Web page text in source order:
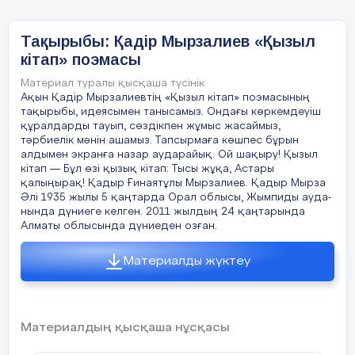
пішінде қиылған қазақ ертегілерінің сюжетті
пазлдары, көркем әдебиеттер балаларға
қолжетімді орналастырылған.
Ұйымдастырылған оқу іс-әрекетінде
қолдануға арналған демонстрациялық
құралдар, көрнекі материалдар кешені де
жасалған. Ұлттық жабдықтармен
безендірілген киіз үй іспеттес бұрышта
«Алау» телекомпаниясы талеранттық тақырып
бойынша жиырма шақты бағдарлама түсірді.
Одан алау радиосына сұхбатқа шақырылып,
онда да осы бөлме туралы әңгіме қозғалынды.
Ендеше бұл да еңбегімнің бір жемісі шығар
деп ойлаймын.
Енді осы ұлттық тәрбиені жүзеге асыру үшін
келесі талаптарды ескердім:
байланысты болуы. Сабақта қолданатын ойын
түрлері, диалог, әнгімелесу тақырыбы,
1-топ : «Сталин»
2-топ: « Бюро мүшелері»
3-топ: « Ұлт зиялылары»
Жағымды психологиялық ахуал
орнатамын.
Бір-бірімізді тыңдаймыз десек,
1 рет қол шапалақтаймыз!
Ұйымшыл боламыз десек,
2 рет шапалақтаймыз!
Мұғалім:барлық қатысушы топтарға
ІІ. «Wordwall»платформасы арқылы
Тақырыбы: Қадір Мырзалиев «Қызыл
кітап» поэмасы
Материал туралы қысқаша түсінік
Ақын Қадір Мырзалиевтің «Қызыл кітап» поэмасының
тақырыбы, идеясымен танысамыз. Ондағы көркемдеуіш
құралдарды тауып, сөздікпен жұмыс жасаймыз,
тәрбиелік мәнін ашамыз. Тапсырмаға көшпес бұрын
алдымен экранға назар аударайық. Ой шақыру! Қызыл
кітап — Бұл өзі қызық кітап: Тысы жұқа, Астары
қалыңырақ! Қадыр Ғинаятұлы Мырзалиев. Қадыр Мырза
Әлі 1935 жылы 5 қаңтарда Орал облысы, Жымпиды ауда-
нында дүниеге келген. 2011 жылдың 24 қаңтарында
Алматы облысында дүниеден озған.
Материалды жүктеу
Материалдың қысқаша нұсқасы